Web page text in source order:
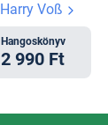
Harry Voß
Hangoskönyv
2 990 Ft